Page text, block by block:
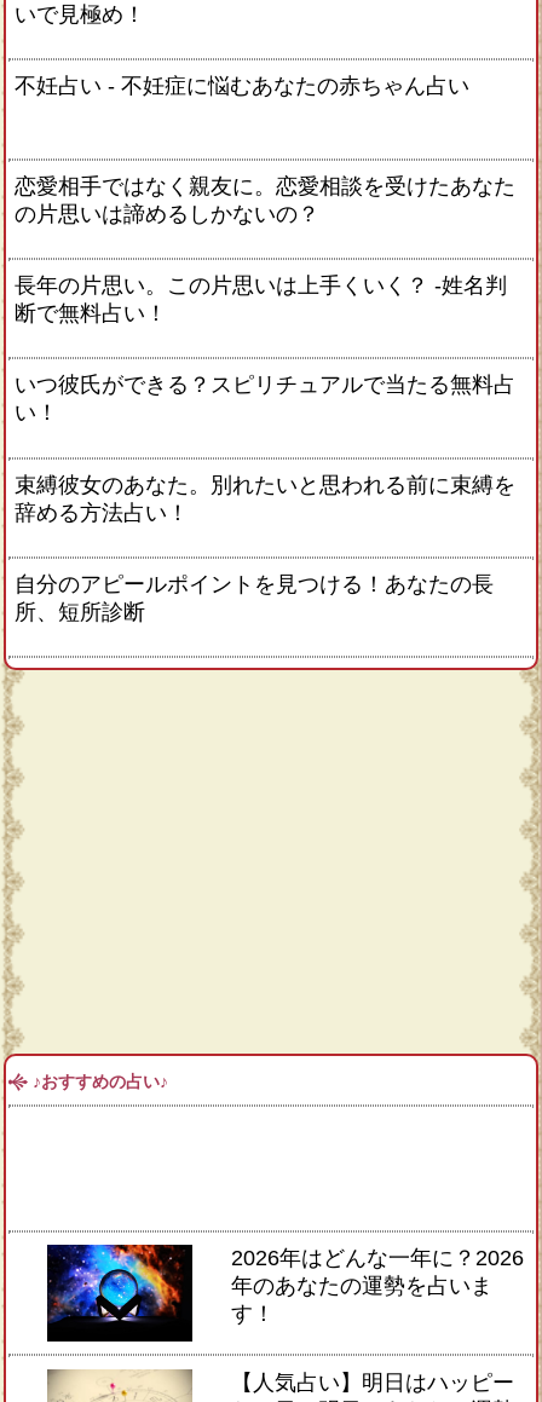
いで見極め！
不妊占い - 不妊症に悩むあなたの赤ちゃん占い
恋愛相手ではなく親友に。恋愛相談を受けたあなた
の片思いは諦めるしかないの？
長年の片思い。この片思いは上手くいく？ -姓名判
断で無料占い！
いつ彼氏ができる？スピリチュアルで当たる無料占
い！
束縛彼女のあなた。別れたいと思われる前に束縛を
辞める方法占い！
自分のアピールポイントを見つける！あなたの長
所、短所診断
♪おすすめの占い♪
2026年はどんな一年に？2026
年のあなたの運勢を占いま
す！
【人気占い】明日はハッピー